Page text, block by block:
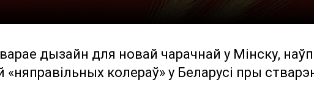
дызайн для новай чарачнай у Мінску,
колераў» у Беларусі пры